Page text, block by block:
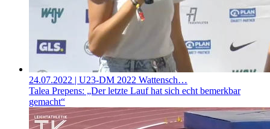
24.07.2022 | U23-DM 2022 Wattensch…
Talea Prepens: „Der letzte Lauf hat sich echt bemerkbar
gemacht“